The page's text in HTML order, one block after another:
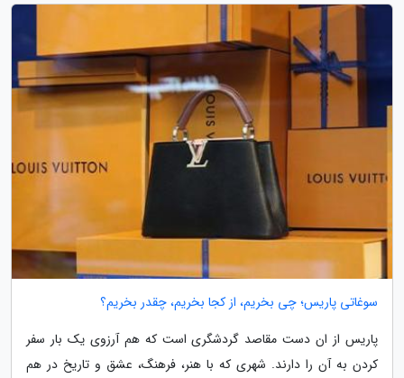
سوغاتی پاریس؛ چی بخریم، از کجا بخریم، چقدر بخریم؟
پاریس از ان دست مقاصد گردشگری است که هم آرزوی یک بار سفر
کردن به آن را دارند. شهری که با هنر، فرهنگ، عشق و تاریخ در هم